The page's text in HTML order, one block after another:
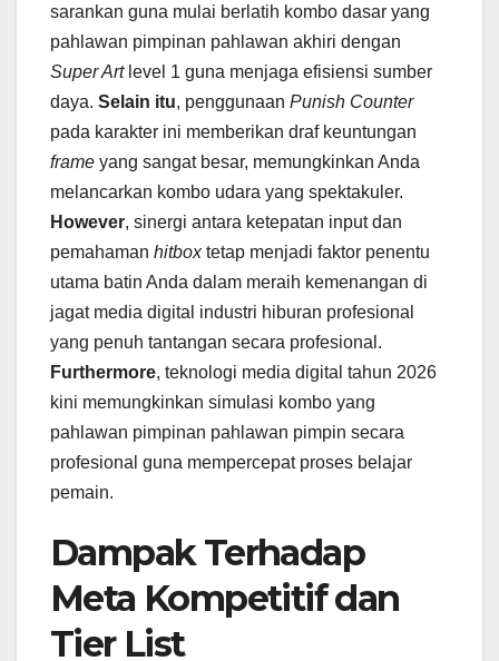
sarankan guna mulai berlatih kombo dasar yang
pahlawan pimpinan pahlawan akhiri dengan
Super Artlevel 1 guna menjaga efisiensi sumber
daya. Selain itu, penggunaan Punish Counter
pada karakter ini memberikan draf keuntungan
frame yang sangat besar, memungkinkan Anda
melancarkan kombo udara yang spektakuler.
However, sinergi antara ketepatan input dan
pemahaman hitboxtetap menjadi faktor penentu
utama batin Anda dalam meraih kemenangan di
jagat media digital industri hiburan profesional
yang penuh tantangan secara profesional.
Furthermore, teknologi media digital tahun 2026
kini memungkinkan simulasi kombo yang
pahlawan pimpinan pahlawan pimpin secara
profesional guna mempercepat proses belajar
pemain.
Dampak Terhadap
Meta Kompetitif dan
Tier List